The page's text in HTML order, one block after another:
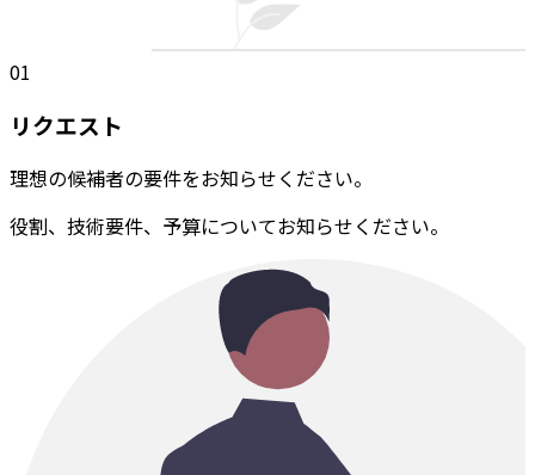
01
リクエスト
理想の候補者の要件をお知らせください。
役割、技術要件、予算についてお知らせください。